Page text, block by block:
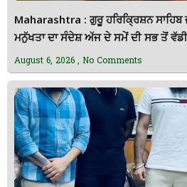
Maharashtra : ਗੁਰੂ ਹਰਿਕ੍ਰਿਸ਼ਨ ਸਾਹਿਬ
ਮਨੁੱਖਤਾ ਦਾ ਸੰਦੇਸ਼ ਅੱਜ ਦੇ ਸਮੇਂ ਦੀ ਸਭ ਤੋਂ
August 6, 2026 No Comments